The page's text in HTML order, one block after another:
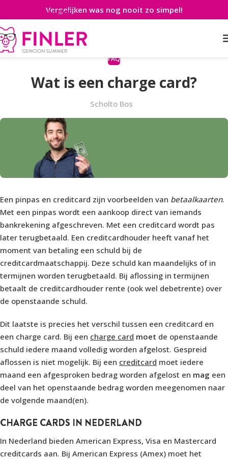
Skip to main contentVergelijken was nog nooit zo simpel!
FAQ
Wat is een charge card?
Scholto Bos
Een pinpas en creditcard zijn voorbeelden van betaalkaarten.
Met een pinpas wordt een aankoop direct van iemands
bankrekening afgeschreven. Met een creditcard wordt pas
later terugbetaald. Een creditcardhouder heeft vanaf het
moment van betaling een schuld bij de
creditcardmaatschappij. Deze schuld kan maandelijks of in
termijnen worden terugbetaald. Bij aflossing in termijnen
betaalt de creditcardhouder rente (ook wel debetrente) over
de openstaande schuld.
Dit laatste is precies het verschil tussen een creditcard en
een charge card. Bij een charge card moet de openstaande
schuld iedere maand volledig worden afgelost. Gespreid
aflossen is niet mogelijk. Bij een creditcard moet iedere
maand een afgesproken bedrag worden afgelost en mag een
deel van het openstaande bedrag worden meegenomen naar
de volgende maand(en).
CHARGE CARDS IN NEDERLAND
In Nederland bieden American Express, Visa en Mastercard
creditcards aan. Bij American Express (Amex) moet het